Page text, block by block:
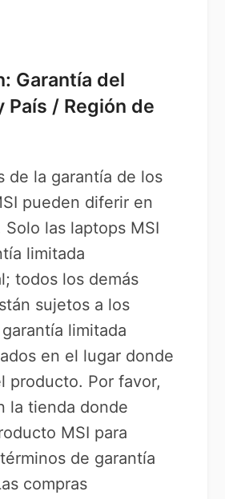
Garantía del
País / Región de
de la garantía de los
pueden diferir en
Solo las laptops MSI
limitada
todos los demás
sujetos a los
limitada
en el lugar donde
producto. Por favor,
la tienda donde
MSI para
de garantía
compras